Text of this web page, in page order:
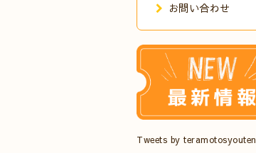
お問い合わせ
Tweets by teramotosyouten